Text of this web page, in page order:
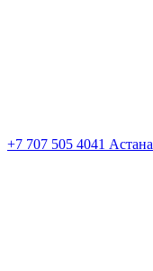
+7 707 505 4041 Астана